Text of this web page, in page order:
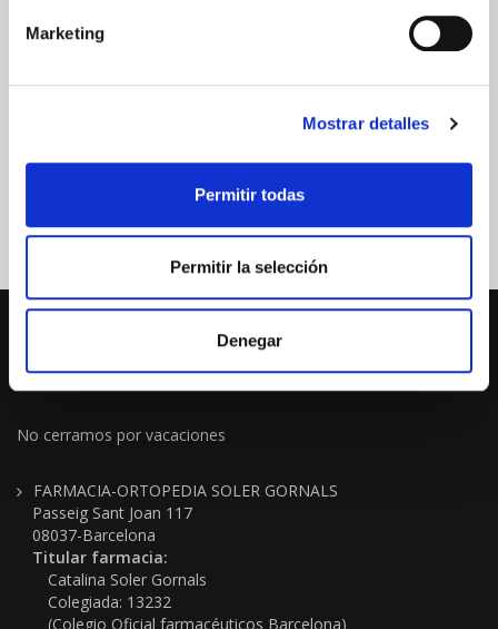
Marketing
Mostrar detalles
Permitir todas
Permitir la selección
Denegar
No cerramos por vacaciones
FARMACIA-ORTOPEDIA SOLER GORNALS
Passeig Sant Joan 117
08037-Barcelona
Titular farmacia:
Catalina Soler Gornals
Colegiada: 13232
(Colegio Oficial farmacéuticos Barcelona)